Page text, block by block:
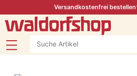
Versandkostenfrei